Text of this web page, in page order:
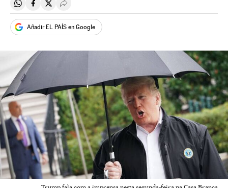
Compartir en Whatsapp
Compartir en Facebook
Compartir en Twitter
Desplegar Redes Sociales
Añadir EL PAÍS en Google